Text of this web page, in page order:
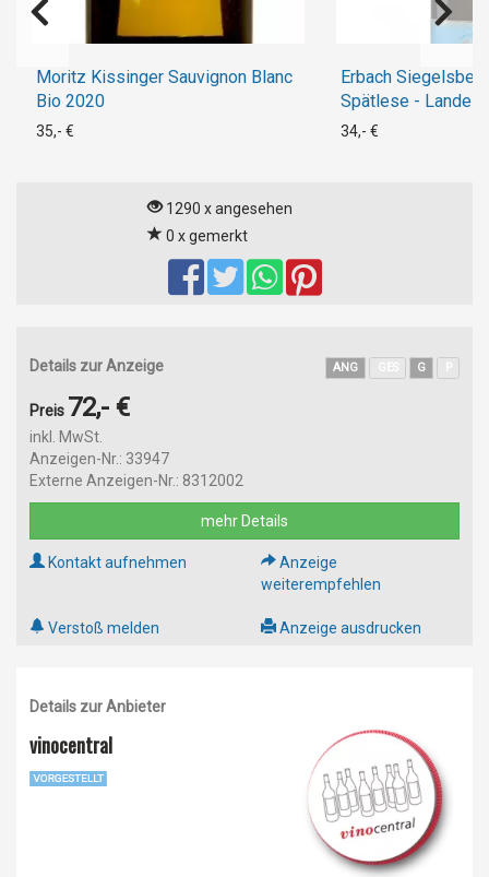
Moritz Kissinger Sauvignon Blanc
Bio 2020
35,- €
Erbach
Spätlese -
34,- €
1290 x angesehen
0 x gemerkt
Details zur Anzeige ANG G
Preis 72,- €
inkl. MwSt.
Anzeigen-Nr.: 33947
Externe Anzeigen-Nr.: 8312002
mehr Details
Kontakt aufnehmen
Anzeige
weiterempfehlen
Verstoß melden Anzeige ausdrucken
Details zur Anbieter
vinocentral